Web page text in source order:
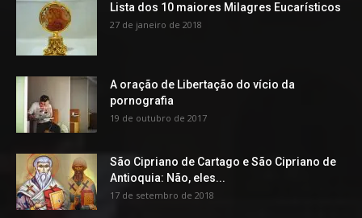
Lista dos 10 maiores Milagres Eucarísticos
27 de janeiro de 2018
A oração de Libertação do vício da
pornografia
19 de outubro de 2017
São Cipriano de Cartago e São Cipriano de
Antioquia: Não, eles...
17 de setembro de 2018